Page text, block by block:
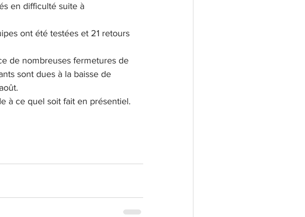
en difficulté suite à
ont été testées et 21 retours
de nombreuses fermetures de
sont dues à la baisse de
à ce quel soit fait en présentiel.